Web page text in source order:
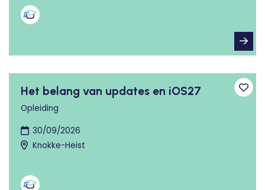
Het belang van updates en iOS27
Opleiding
30/09/2026
Knokke-Heist